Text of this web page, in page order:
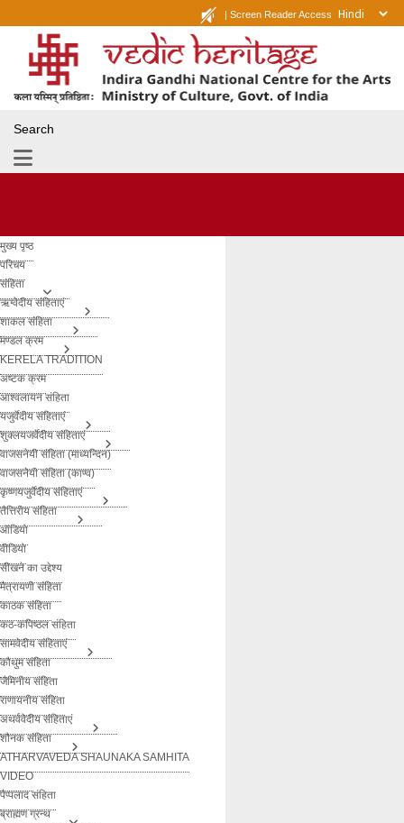
| Screen Reader Access
Search
मुख्य पृष्ठ
परिचय
संहिता
ऋग्वेदीय संहिताएं
शाकल संहिता
मण्डल क्रम
KERELA TRADITION
अष्टक क्रम
आश्वलायन संहिता
यजुर्वेदीय संहिताएं
शुक्लयजर्वेदीय संहिताएं
वाजसनेयी संहिता (माध्यन्दिन)
वाजसनेयी संहिता (काण्व)
कृष्णयजुर्वेदीय संहिताएं
तैत्तिरीय संहिता
ऑडियो
वीडियो
सीखने का उद्देश्य
मैत्रायणी संहिता
काठक संहिता
कठ-कपिष्ठल संहिता
सामवेदीय संहिताएं
कौथुम संहिता
जैमिनीय संहिता
राणायनीय संहिता
अथर्ववेदीय संहिताएं
शौनक संहिता
ATHARVAVEDA SHAUNAKA SAMHITA
VIDEO
पैप्पलाद संहिता
ब्राह्मण ग्रन्थ